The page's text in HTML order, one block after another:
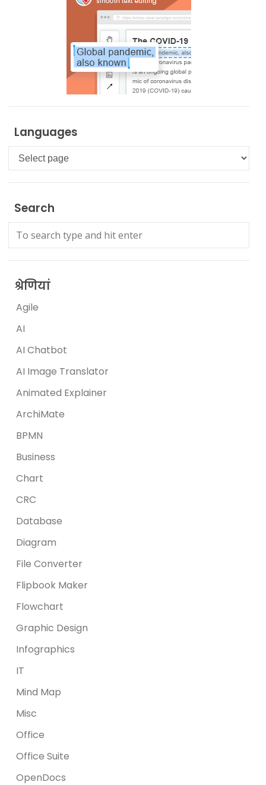
Languages
Languages
Search
श्रेणियां
Agile
AI
AI Chatbot
AI Image Translator
Animated Explainer
ArchiMate
BPMN
Business
Chart
CRC
Database
Diagram
File Converter
Flipbook Maker
Flowchart
Graphic Design
Infographics
IT
Mind Map
Misc
Office
Office Suite
OpenDocs